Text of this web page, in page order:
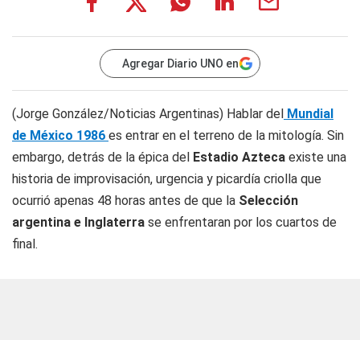
Agregar Diario UNO en
(Jorge González/Noticias Argentinas) Hablar del Mundial
de México 1986 es entrar en el terreno de la mitología. Sin
embargo, detrás de la épica del Estadio Azteca existe una
historia de improvisación, urgencia y picardía criolla que
ocurrió apenas 48 horas antes de que la Selección
argentina e Inglaterra se enfrentaran por los cuartos de
final.